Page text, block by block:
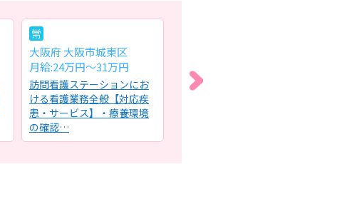
常
大阪府 大阪市城東区
月給:24万円～31万円
訪問看護ステーションにお
ける看護業務全般【対応疾
患・サービス】・療養環境
の確認…
月給:25.1万円～28.0万円
企業主導型保育園での看護